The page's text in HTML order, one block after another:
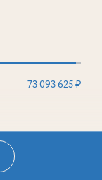
73 093 625 ₽